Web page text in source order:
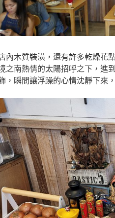
內木質裝潢，還有許多乾燥花
之南熱情的太陽招呼之下，進
，瞬間讓浮躁的心情沈靜下來